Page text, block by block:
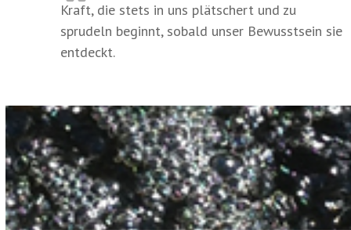
Kraft, die stets in uns plätschert und zu
sprudeln beginnt, sobald unser Bewusstsein sie
entdeckt.